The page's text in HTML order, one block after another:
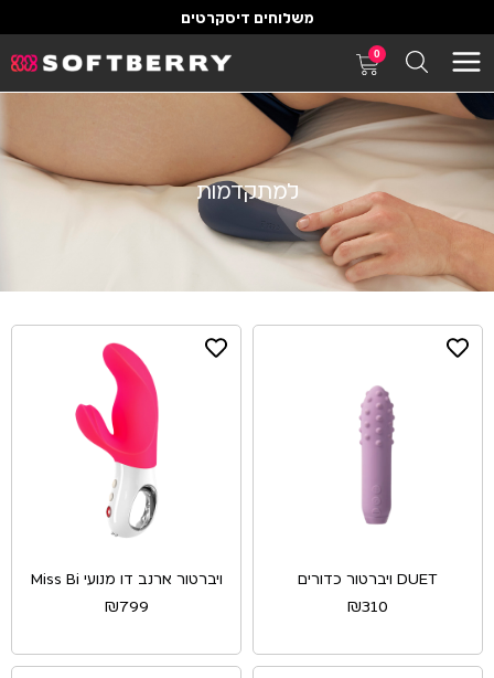
משלוחים דיסקרטים
0
למתקדמות
DUET ויברטור כדורים
₪310
ויברטור ארנב דו מנועי Miss Bi
₪799